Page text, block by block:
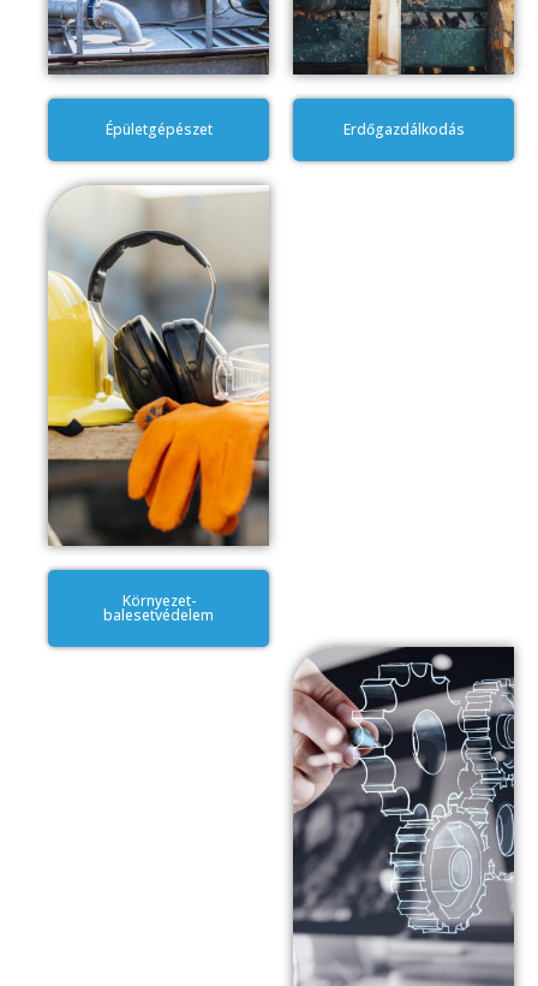
Épületgépészet Erdőgazdálkodás
Környezet-
balesetvédelem